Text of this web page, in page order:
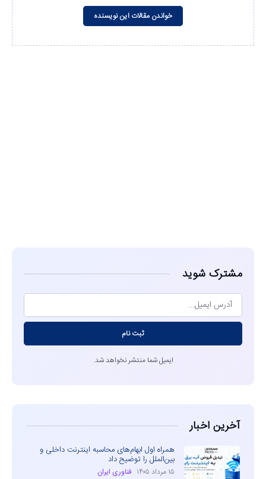
خواندن مقالات این نویسنده
مشترک شوید
ثبت نام
ایمیل شما منتشر نخواهد شد.
آخرین اخبار
همراه اول ابهام‌های محاسبه اینترنت داخلی و
بین‌الملل را توضیح داد
۱۵ مرداد ۱۴۰۵ فناوری ایران